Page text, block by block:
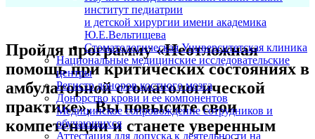
институт педиатрии
и детской хирургии имени академика
Ю.Е.Вельтищева
Стоматологическая Университетская клиника
Национальные медицинские исследовательские
центры
Регистр доноров костного мозга
Донорство крови и ее компонентов
Медицинское сопровождение сотрудников и
обучающихся
Аттестация для допуска к деятельности на
Пройдя программу «Неотложная
помощь при критических состояниях в
амбулаторной стоматологической
практике», Вы повысите свои
компетенции и станете уверенным